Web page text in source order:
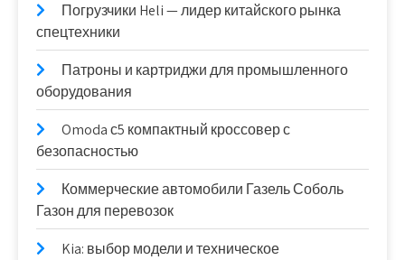
Погрузчики Heli — лидер китайского рынка
спецтехники
Патроны и картриджи для промышленного
оборудования
Omoda с5 компактный кроссовер с
безопасностью
Коммерческие автомобили Газель Соболь
Газон для перевозок
Kia: выбор модели и техническое